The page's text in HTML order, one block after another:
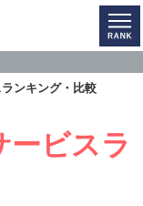
ンキング・比較
ービスラ